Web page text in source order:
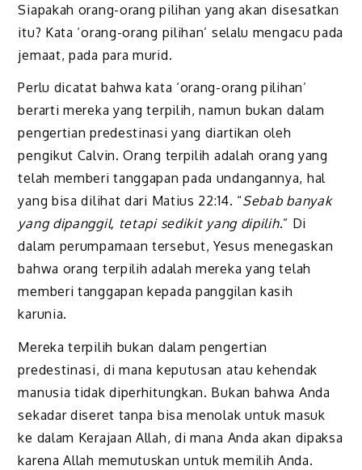
Siapakah orang-orang pilihan yang akan disesatkan
itu? Kata ‘orang-orang pilihan’ selalu mengacu pada
jemaat, pada para murid.
Perlu dicatat bahwa kata ‘orang-orang pilihan’
berarti mereka yang terpilih, namun bukan dalam
pengertian predestinasi yang diartikan oleh
pengikut Calvin. Orang terpilih adalah orang yang
telah memberi tanggapan pada undangannya, hal
yang bisadilihat dari Matius 22:14. “Sebab banyak
yang dipanggil, tetapi sedikit yang dipilih.” Di
dalam perumpamaan tersebut,Yesusmenegaskan
bahwa orang terpilih adalah mereka yang telah
memberi tanggapan kepada panggilan kasih
karunia.
Mereka terpilih bukan dalam pengertian
predestinasi, di mana keputusan atau kehendak
manusia tidak diperhitungkan. Bukan bahwa Anda
sekadar diseret tanpa bisa menolak untuk masuk
ke dalam Kerajaan Allah, di mana Anda akan dipaksa
karena Allah memutuskan untuk memilih Anda.